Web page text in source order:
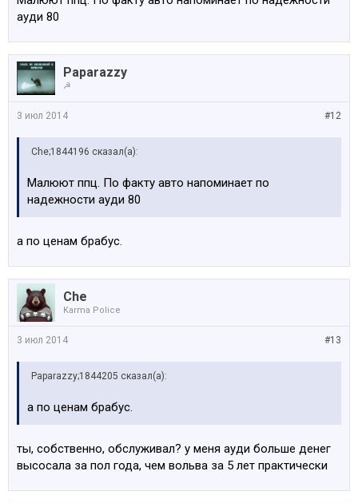
ауди 80
Paparazzy
☭
#12
3 июл 2014
Che;1844196 сказал(а):
Малюют ппц. По факту авто напоминает по
надежности ауди 80
а по ценам брабус.
Che
Karma Police
#13
3 июл 2014
Paparazzy;1844205 сказал(а):
а по ценам брабус.
ты, собственно, обслуживал? у меня ауди больше денег
высосала за пол года, чем вольва за 5 лет практически